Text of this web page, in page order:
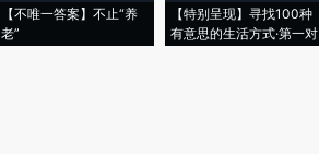
【不唯一答案】不止“养
老”
【特别呈现】寻找100种
有意思的生活方式·第一对